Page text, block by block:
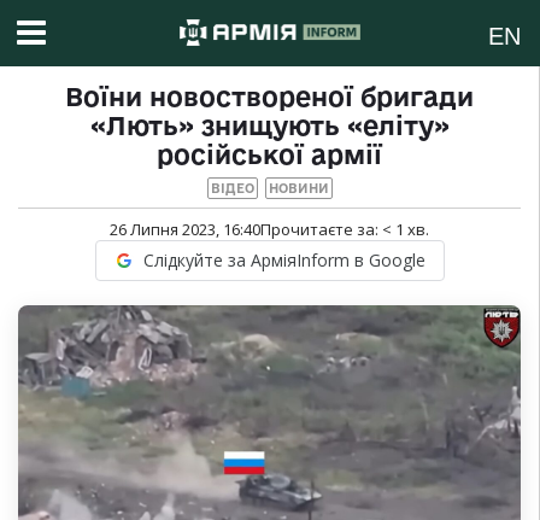
EN
Воїни новоствореної бригади
«Лють» знищують «еліту»
російської армії
ВІДЕО НОВИНИ
26 Липня 2023, 16:40Прочитаєте за: < 1 хв.
Слідкуйте за АрміяInform в Google